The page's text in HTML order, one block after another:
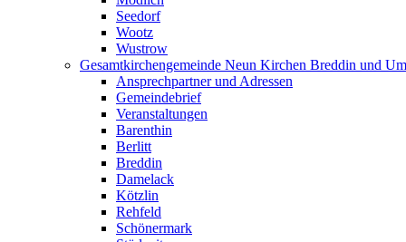
Seedorf
Wootz
Wustrow
Gesamtkirchengemeinde Neun Kirchen Breddin und
Ansprechpartner und Adressen
Gemeindebrief
Veranstaltungen
Barenthin
Berlitt
Breddin
Damelack
Kötzlin
Rehfeld
Schönermark